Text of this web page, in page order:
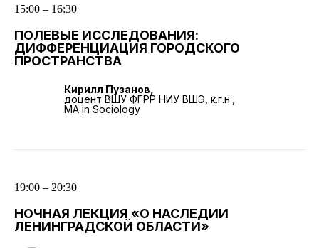
15:00 – 16:30
ПОЛЕВЫЕ ИССЛЕДОВАНИЯ:
ДИФФЕРЕНЦИАЦИЯ ГОРОДСКОГО
ПРОСТРАНСТВА
Кирилл Пузанов,
доцент ВШУ ФГРР НИУ ВШЭ, к.г.н.,
MA in Sociology
19:00 – 20:30
НОЧНАЯ ЛЕКЦИЯ «О НАСЛЕДИИ
ЛЕНИНГРАДСКОЙ ОБЛАСТИ»